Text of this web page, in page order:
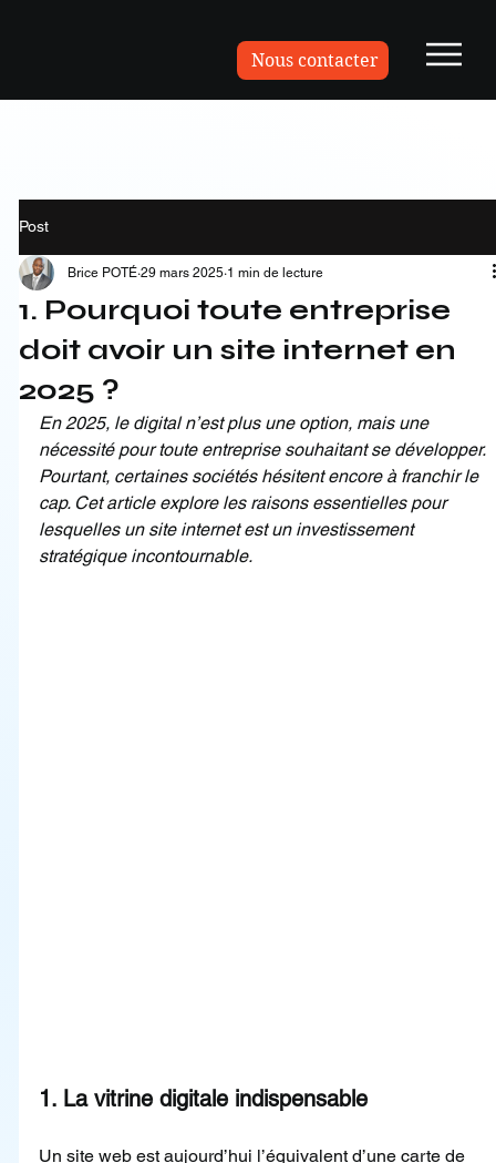
Nous contacter
Post
1. Pourquoi toute entreprise
doit avoir un site internet en
2025 ?
Brice POTÉ 29 mars 2025 1 min de lecture
En 2025, le digital n’est plus une option, mais une
nécessité pour toute entreprise souhaitant se développer.
Pourtant, certaines sociétés hésitent encore à franchir le
cap. Cet article explore les raisons essentielles pour
lesquelles un site internet est un investissement
stratégique incontournable.
1. La vitrine digitale indispensable
Un site web est aujourd’hui l’équivalent d’une carte de